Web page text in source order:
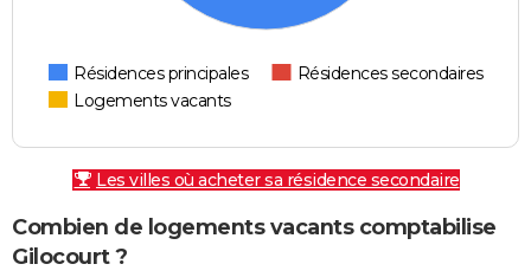
Résidences principales
Résidences secondaires
Logements vacants
Les villes où acheter sa résidence secondaire
Combien de logements vacants comptabilise
Gilocourt ?